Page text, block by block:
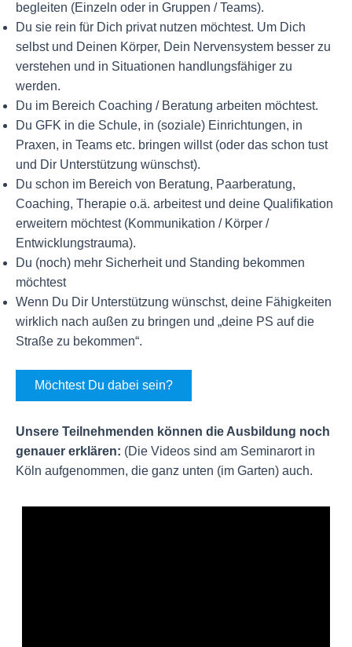
begleiten (Einzeln oder in Gruppen / Teams).
Du sie rein für Dich privat nutzen möchtest. Um Dich
selbst und Deinen Körper, Dein Nervensystem besser zu
verstehen und in Situationen handlungsfähiger zu
werden.
Du im Bereich Coaching / Beratung arbeiten möchtest.
Du GFK in die Schule, in (soziale) Einrichtungen, in
Praxen, in Teams etc. bringen willst (oder das schon tust
und Dir Unterstützung wünschst).
Du schon im Bereich von Beratung, Paarberatung,
Coaching, Therapie o.ä. arbeitest und deine Qualifikation
erweitern möchtest (Kommunikation / Körper /
Entwicklungstrauma).
Du (noch) mehr Sicherheit und Standing bekommen
möchtest
Wenn Du Dir Unterstützung wünschst, deine Fähigkeiten
wirklich nach außen zu bringen und „deine PS auf die
Straße zu bekommen“.
Möchtest Du dabei sein?
Unsere Teilnehmenden können die Ausbildung noch
genauer erklären: (Die Videos sind am Seminarort in
Köln aufgenommen, die ganz unten (im Garten) auch.